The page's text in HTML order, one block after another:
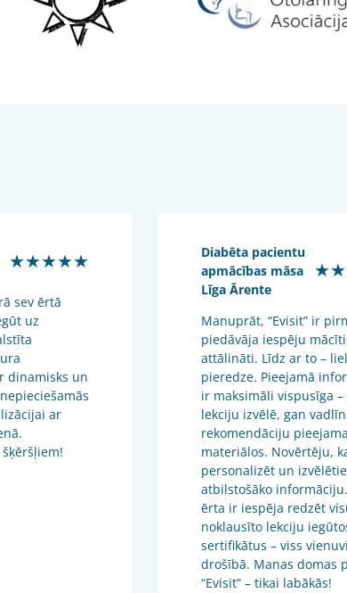
★★★★★
sev ērtā
uz
dinamisks un
ar
Diabēta pacientu
apmācības māsa
Līga Ārente
Manuprāt, “Evisit” ir
piedāvāja iespēju
attālināti. Līdz ar to –
pieredze. Pieejamā
ir maksimāli vispusīga –
lekciju izvēlē, gan
rekomendāciju
materiālos. Novērtēju,
personalizēt un
atbilstošāko
ērta ir iespēja redzēt
noklausīto lekciju
sertifikātus – viss
drošībā. Manas domas
“Evisit” – tikai labākās!